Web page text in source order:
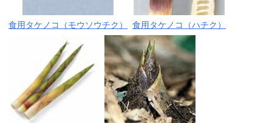
食用タケノコ（モウソウチク） 食用タケノコ（ハチク）